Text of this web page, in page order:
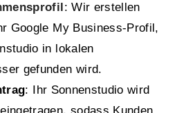
: Wir erstellen
Google My Business-Profil,
in lokalen
gefunden wird.
: Ihr Sonnenstudio wird